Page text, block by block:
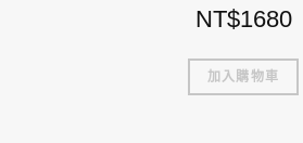
NT$1680
加入購物車